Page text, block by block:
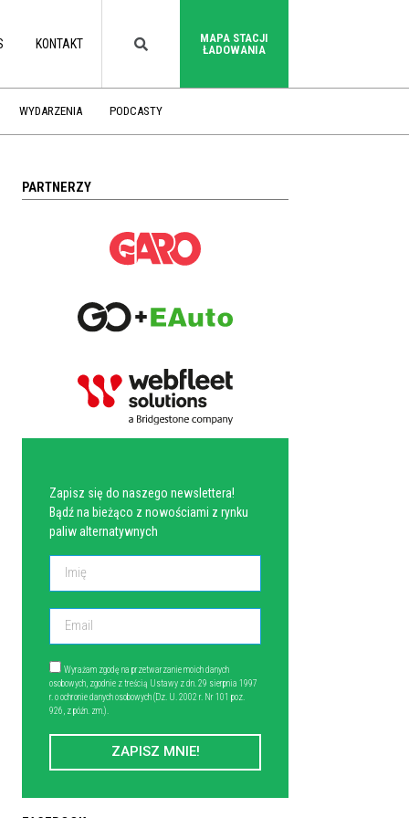
KONTAKT
MAPA STACJI
ŁADOWANIA
WYDARZENIA PODCASTY
PARTNERZY
Zapisz się do naszego newslettera!
Bądź na bieżąco z nowościami z rynku
paliw alternatywnych
Wyrażam zgodę na przetwarzanie moich danych
osobowych, zgodnie z treścią Ustawy z dn. 29 sierpnia 1997
r. o ochronie danych osobowych (Dz. U. 2002 r. Nr 101 poz.
926, z późn. zm.).
ZAPISZ MNIE!